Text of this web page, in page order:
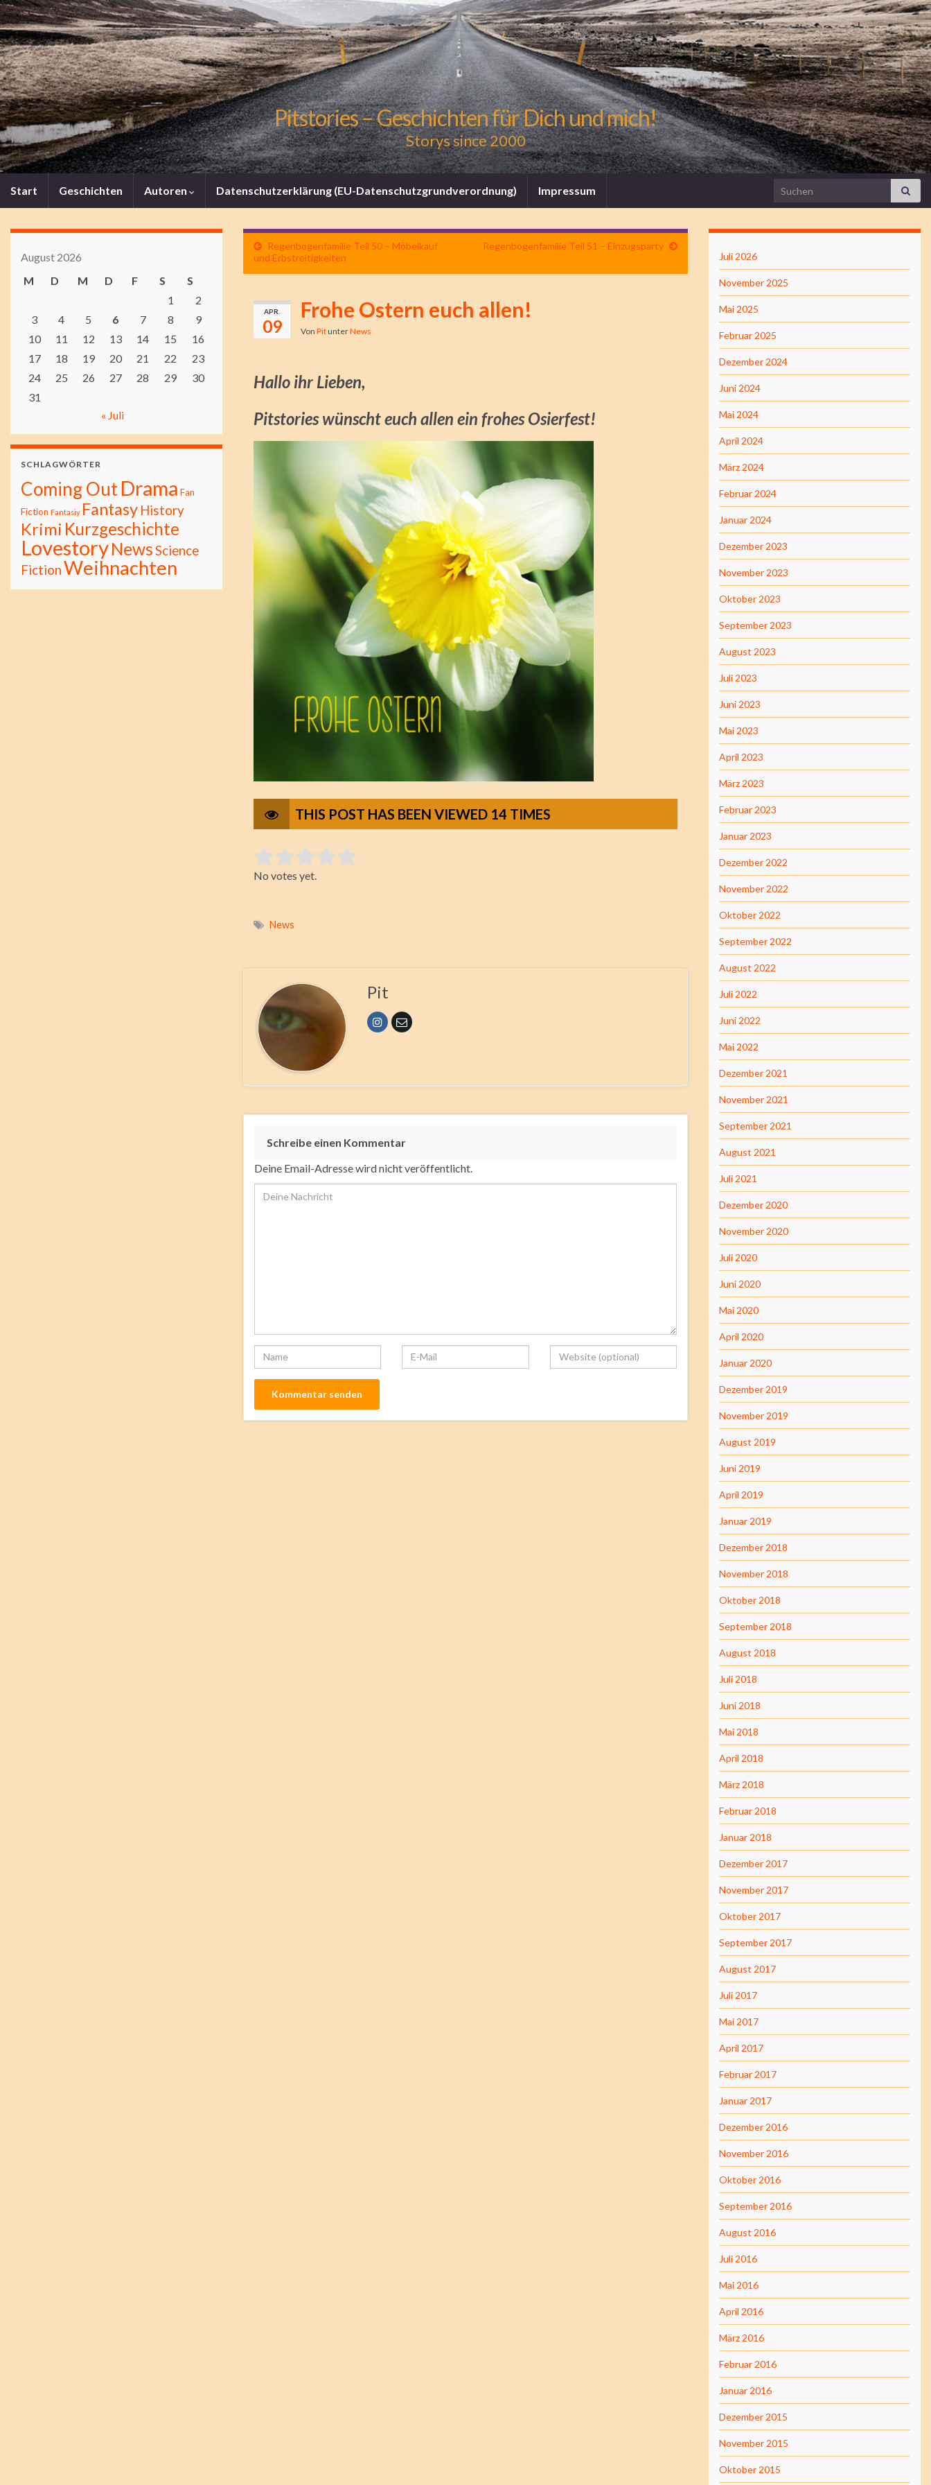
Pitstories – Geschichten für Dich und mich!
Storys since 2000
Start Geschichten Autoren Datenschutzerklärung (EU-Datenschutzgrundverordnung) Impressum Search for:
Regenbogenfamilie Teil 50 – Möbelkauf
und Erbstreitigkeiten
Regenbogenfamilie Teil 51 – Einzugsparty
APR.
09
Frohe Ostern euch allen!
Von PitunterNews
Hallo ihr Lieben,
Pitstories wünscht euch allen ein frohes Osierfest!
THIS POST HAS BEEN VIEWED 14 TIMES
Rate this item:
Submit Rating
No votes yet.
News
Pit
Schreibe einen Kommentar
Deine Email-Adresse wird nicht veröffentlicht.
August 2026
M
D M D F S
S
1
2
3
4 5 6 7 8
9
10
11 12 13 14 15
16
17
18 19 20 21 22
23
24
25 26 27 28 29
30
31
« Juli
SCHLAGWÖRTER
Coming OutDrama Fan
Fiction Fantasiy Fantasy History
Krimi Kurzgeschichte
LovestoryNewsScience
FictionWeihnachten
Juli 2026
November 2025
Mai 2025
Februar 2025
Dezember 2024
Juni 2024
Mai 2024
April 2024
März 2024
Februar 2024
Januar 2024
Dezember 2023
November 2023
Oktober 2023
September 2023
August 2023
Juli 2023
Juni 2023
Mai 2023
April 2023
März 2023
Februar 2023
Januar 2023
Dezember 2022
November 2022
Oktober 2022
September 2022
August 2022
Juli 2022
Juni 2022
Mai 2022
Dezember 2021
November 2021
September 2021
August 2021
Juli 2021
Dezember 2020
November 2020
Juli 2020
Juni 2020
Mai 2020
April 2020
Januar 2020
Dezember 2019
November 2019
August 2019
Juni 2019
April 2019
Januar 2019
Dezember 2018
November 2018
Oktober 2018
September 2018
August 2018
Juli 2018
Juni 2018
Mai 2018
April 2018
März 2018
Februar 2018
Januar 2018
Dezember 2017
November 2017
Oktober 2017
September 2017
August 2017
Juli 2017
Mai 2017
April 2017
Februar 2017
Januar 2017
Dezember 2016
November 2016
Oktober 2016
September 2016
August 2016
Juli 2016
Mai 2016
April 2016
März 2016
Februar 2016
Januar 2016
Dezember 2015
November 2015
Oktober 2015